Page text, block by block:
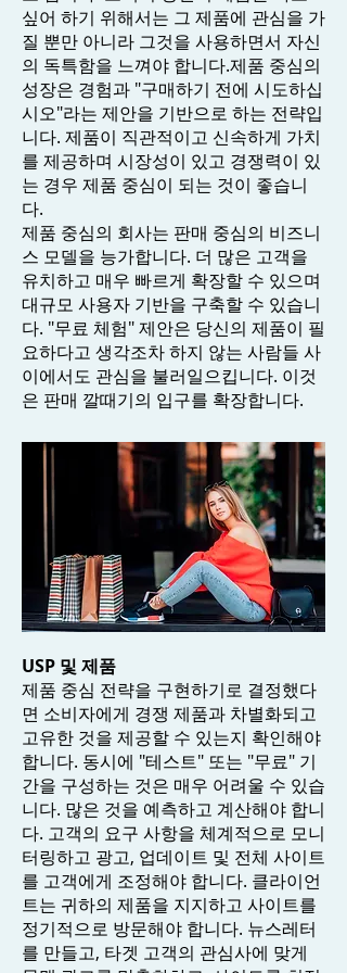
싶어 하기 위해서는 그 제품에 관심을 가
질 뿐만 아니라 그것을 사용하면서 자신
의 독특함을 느껴야 합니다.제품 중심의
성장은 경험과 "구매하기 전에 시도하십
시오"라는 제안을 기반으로 하는 전략입
니다. 제품이 직관적이고 신속하게 가치
를 제공하며 시장성이 있고 경쟁력이 있
는 경우 제품 중심이 되는 것이 좋습니
다.
제품 중심의 회사는 판매 중심의 비즈니
스 모델을 능가합니다. 더 많은 고객을
유치하고 매우 빠르게 확장할 수 있으며
대규모 사용자 기반을 구축할 수 있습니
다. "무료 체험" 제안은 당신의 제품이 필
요하다고 생각조차 하지 않는 사람들 사
이에서도 관심을 불러일으킵니다. 이것
은 판매 깔때기의 입구를 확장합니다.
USP 및 제품
제품 중심 전략을 구현하기로 결정했다
면 소비자에게 경쟁 제품과 차별화되고
고유한 것을 제공할 수 있는지 확인해야
합니다. 동시에 "테스트" 또는 "무료" 기
간을 구성하는 것은 매우 어려울 수 있습
니다. 많은 것을 예측하고 계산해야 합니
다. 고객의 요구 사항을 체계적으로 모니
터링하고 광고, 업데이트 및 전체 사이트
를 고객에게 조정해야 합니다. 클라이언
트는 귀하의 제품을 지지하고 사이트를
정기적으로 방문해야 합니다. 뉴스레터
를 만들고, 타겟 고객의 관심사에 맞게